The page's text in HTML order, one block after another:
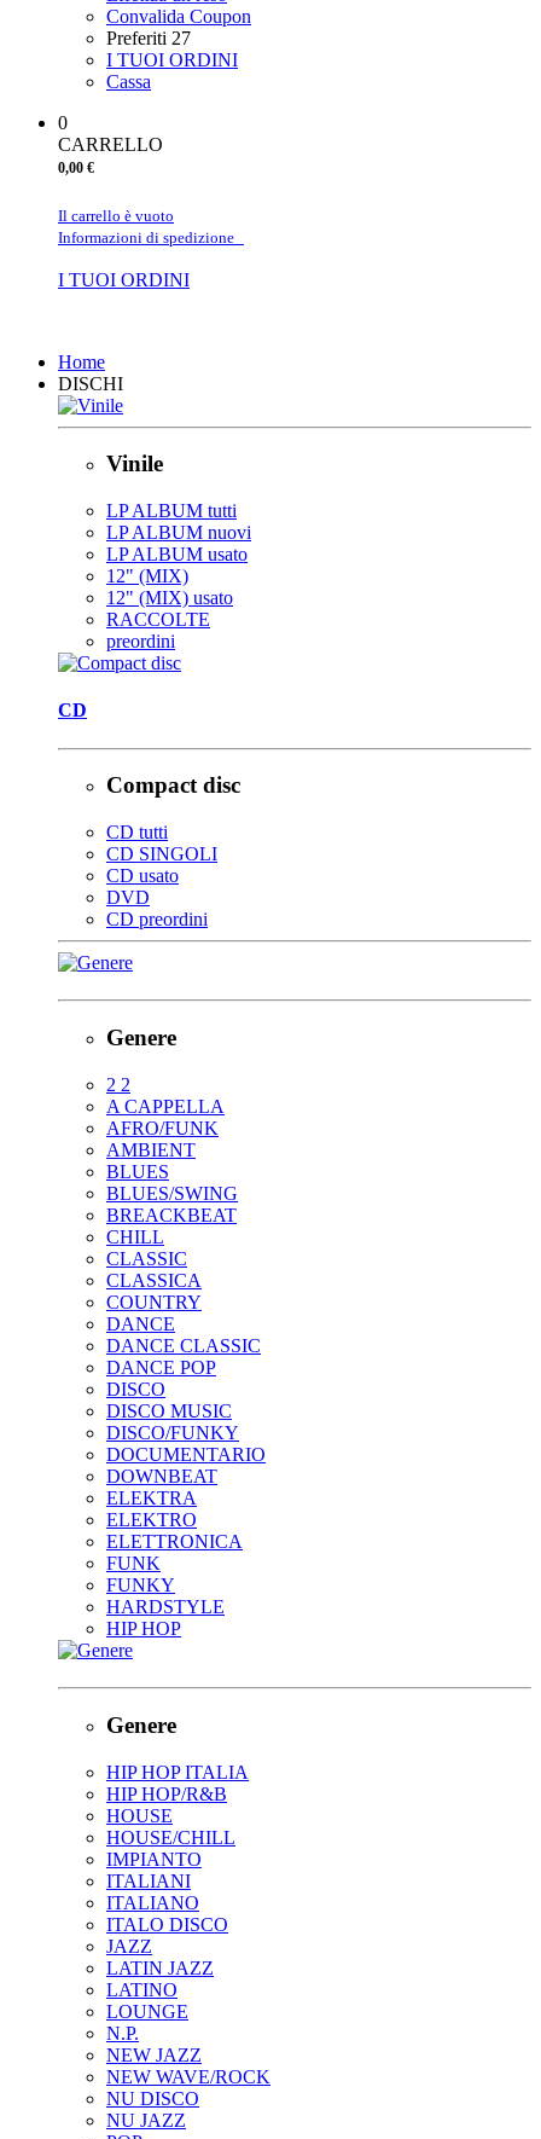
Convalida Coupon
Preferiti 27
I TUOI ORDINI
Cassa
0
CARRELLO
0,00 €
Il carrello è vuoto
Informazioni di spedizione
I TUOI ORDINI
Home
DISCHI
Vinile
LP ALBUM tutti
LP ALBUM nuovi
LP ALBUM usato
12" (MIX)
12" (MIX) usato
RACCOLTE
preordini
CD
Compact disc
CD tutti
CD SINGOLI
CD usato
DVD
CD preordini
Genere
2 2
A CAPPELLA
AFRO/FUNK
AMBIENT
BLUES
BLUES/SWING
BREACKBEAT
CHILL
CLASSIC
CLASSICA
COUNTRY
DANCE
DANCE CLASSIC
DANCE POP
DISCO
DISCO MUSIC
DISCO/FUNKY
DOCUMENTARIO
DOWNBEAT
ELEKTRA
ELEKTRO
ELETTRONICA
FUNK
FUNKY
HARDSTYLE
HIP HOP
Genere
HIP HOP ITALIA
HIP HOP/R&B
HOUSE
HOUSE/CHILL
IMPIANTO
ITALIANI
ITALIANO
ITALO DISCO
JAZZ
LATIN JAZZ
LATINO
LOUNGE
N.P.
NEW JAZZ
NEW WAVE/ROCK
NU DISCO
NU JAZZ